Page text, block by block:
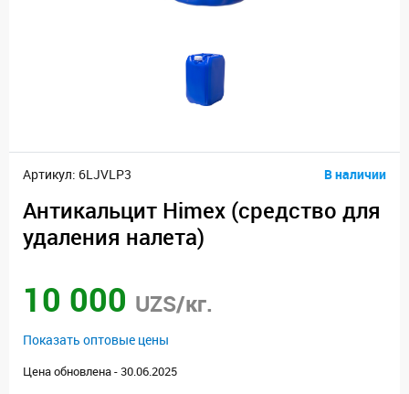
Артикул: 6LJVLP3 В наличии
Антикальцит Himex (средство для
удаления налета)
10 000 UZS/кг.
Показать оптовые цены
Цена обновлена - 30.06.2025